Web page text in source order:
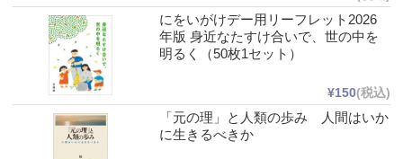
にをいがけデー用リーフレット2026
年版 身近なたすけ合いで、世の中を
明るく（50枚1セット）
¥150(税込)
「元の理」と人類の歩み 人間はいか
に生きるべきか